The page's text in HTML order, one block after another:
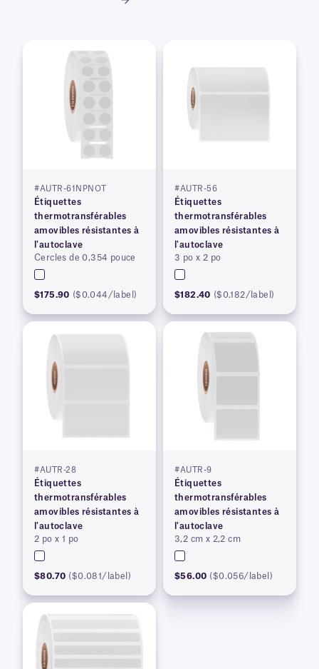
#AUTR-61NPNOT
Étiquettes
thermotransférables
amovibles résistantes à
l'autoclave
Cercles de 0,354 pouce
$175.90 ($0.044/label)
#AUTR-56
Étiquettes
thermotransférables
amovibles résistantes à
l'autoclave
3 po x 2 po
$182.40 ($0.182/label)
#AUTR-28
Étiquettes
thermotransférables
amovibles résistantes à
l'autoclave
2 po x 1 po
$80.70 ($0.081/label)
#AUTR-9
Étiquettes
thermotransférables
amovibles résistantes à
l'autoclave
3,2 cm x 2,2 cm
$56.00 ($0.056/label)